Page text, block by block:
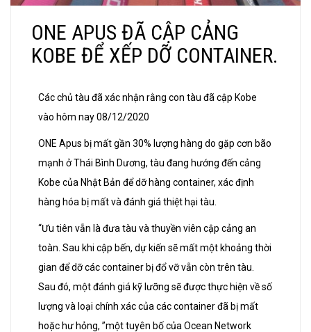
ONE APUS ĐÃ CẬP CẢNG
KOBE ĐỂ XẾP DỠ CONTAINER.
Các chủ tàu đã xác nhận rằng con tàu đã cập Kobe
vào hôm nay 08/12/2020
ONE Apus bị mất gần 30% lượng hàng do gặp cơn bão
mạnh ở Thái Bình Dương, tàu đang hướng đến cảng
Kobe của Nhật Bản để dỡ hàng container, xác định
hàng hóa bị mất và đánh giá thiệt hại tàu.
“Ưu tiên vẫn là đưa tàu và thuyền viên cập cảng an
toàn. Sau khi cập bến, dự kiến sẽ mất một khoảng thời
gian để dỡ các container bị đổ vỡ vẫn còn trên tàu.
Sau đó, một đánh giá kỹ lưỡng sẽ được thực hiện về số
lượng và loại chính xác của các container đã bị mất
hoặc hư hỏng, ”một tuyên bố của Ocean Network